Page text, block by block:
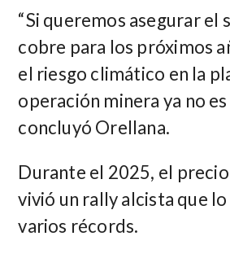
“Si queremos asegurar el
cobre para los próximos
el riesgo climático en la
operación minera ya no es
concluyó Orellana.
Durante el 2025, el
vivió un rally alcista que
varios récords.